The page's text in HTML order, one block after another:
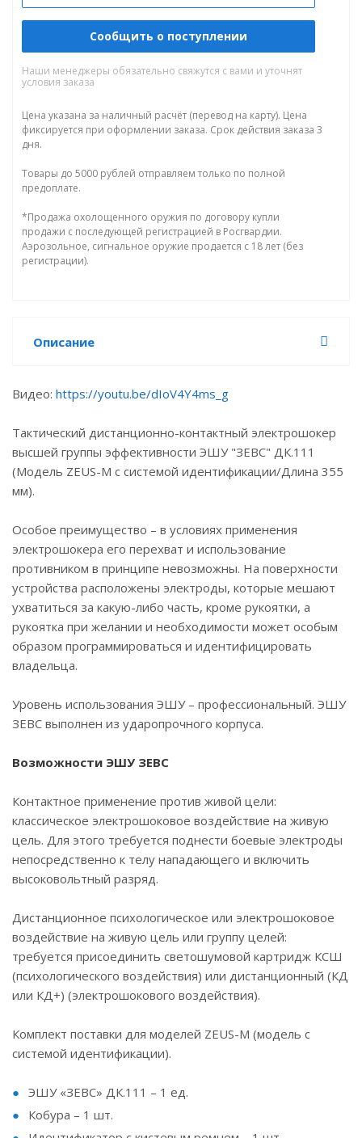
Сообщить о поступлении
Наши менеджеры обязательно свяжутся с вами и уточнят
условия заказа
Цена указана за наличный расчёт (перевод на карту). Цена
фиксируется при оформлении заказа. Срок действия заказа 3
дня.
Товары до 5000 рублей отправляем только по полной
предоплате.
*Продажа охолощенного оружия по договору купли
продажи с последующей регистрацией в Росгвардии.
Аэрозольное, сигнальное оружие продается с 18 лет (без
регистрации).
Описание
Видео: https://youtu.be/dIoV4Y4ms_g
Тактический дистанционно-контактный электрошокер
высшей группы эффективности ЭШУ "ЗЕВС" ДК.111
(Модель ZEUS-M с системой идентификации/Длина 355
мм).
Особое преимущество – в условиях применения
электрошокера его перехват и использование
противником в принципе невозможны. На поверхности
устройства расположены электроды, которые мешают
ухватиться за какую-либо часть, кроме рукоятки, а
рукоятка при желании и необходимости может особым
образом программироваться и идентифицировать
владельца.
Уровень использования ЭШУ – профессиональный. ЭШУ
ЗЕВС выполнен из ударопрочного корпуса.
Возможности ЭШУ ЗЕВС
Контактное применение против живой цели:
классическое электрошоковое воздействие на живую
цель. Для этого требуется поднести боевые электроды
непосредственно к телу нападающего и включить
высоковольтный разряд.
Дистанционное психологическое или электрошоковое
воздействие на живую цель или группу целей:
требуется присоединить светошумовой картридж КСШ
(психологического воздействия) или дистанционный (КД
или КД+) (электрошокового воздействия).
Комплект поставки для моделей ZEUS-M (модель с
системой идентификации).
ЭШУ «ЗЕВС» ДК.111 – 1 ед.
Кобура – 1 шт.